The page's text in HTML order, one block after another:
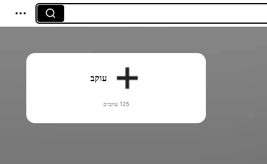
עוקב
125 עוקבים